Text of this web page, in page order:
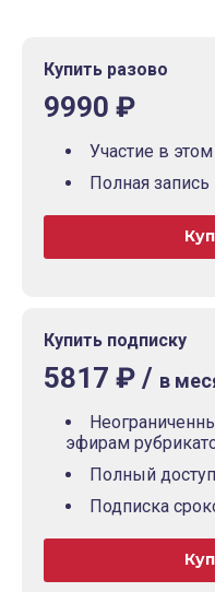
Купить разово
9990 ₽
Участие в
Полная
Купить подписку
5817 ₽ / в
эфирам
Полный
Подписка